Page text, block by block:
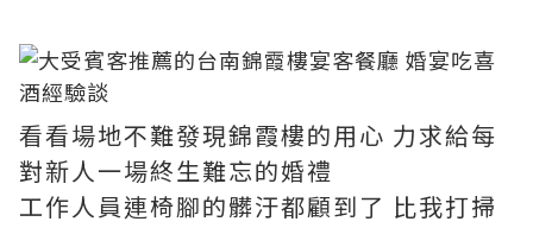
看看場地不難發現錦霞樓的用心 力求給每
對新人一場終生難忘的婚禮
工作人員連椅腳的髒汙都顧到了 比我打掃